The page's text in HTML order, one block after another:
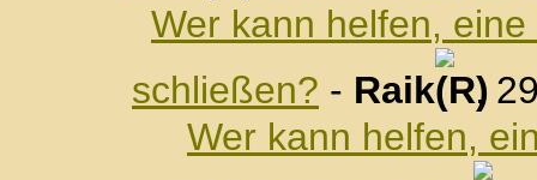
Wer kann helfen,
schließen? - Raik
,
Wer kann helfen,